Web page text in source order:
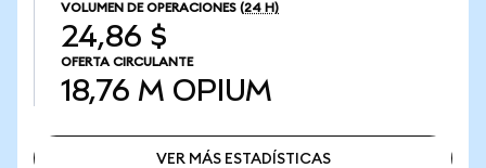
VOLUMEN DE OPERACIONES (24 H)
24,86 $
OFERTA CIRCULANTE
18,76 M OPIUM
VER MÁS ESTADÍSTICAS